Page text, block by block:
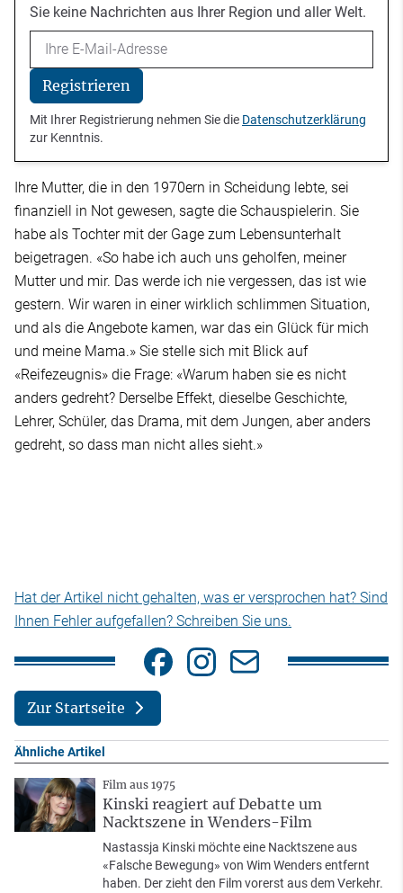
Sie keine Nachrichten aus Ihrer Region und aller Welt.
Email
Registrieren
Mit Ihrer Registrierung nehmen Sie die Datenschutzerklärung
zur Kenntnis.
Ihre Mutter, die in den 1970ern in Scheidung lebte, sei
finanziell in Not gewesen, sagte die Schauspielerin. Sie
habe als Tochter mit der Gage zum Lebensunterhalt
beigetragen. «So habe ich auch uns geholfen, meiner
Mutter und mir. Das werde ich nie vergessen, das ist wie
gestern. Wir waren in einer wirklich schlimmen Situation,
und als die Angebote kamen, war das ein Glück für mich
und meine Mama.» Sie stelle sich mit Blick auf
«Reifezeugnis» die Frage: «Warum haben sie es nicht
anders gedreht? Derselbe Effekt, dieselbe Geschichte,
Lehrer, Schüler, das Drama, mit dem Jungen, aber anders
gedreht, so dass man nicht alles sieht.»
Hat der Artikel nicht gehalten, was er versprochen hat? Sind
Ihnen Fehler aufgefallen? Schreiben Sie uns.
Zur Startseite
Ähnliche Artikel
Film aus 1975
Kinski reagiert auf Debatte um
Nacktszene in Wenders-Film
Nastassja Kinski möchte eine Nacktszene aus
«Falsche Bewegung» von Wim Wenders entfernt
haben. Der zieht den Film vorerst aus dem Verkehr.